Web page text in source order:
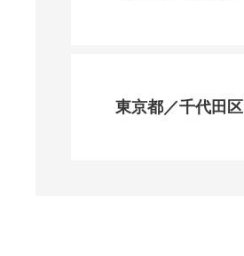
東京都／千代田区